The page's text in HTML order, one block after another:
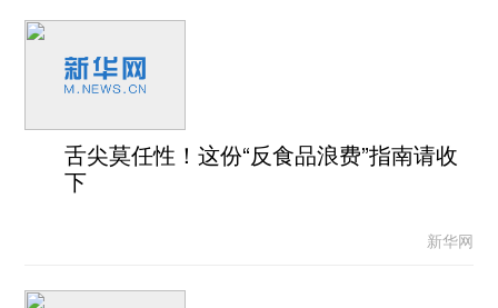
舌尖莫任性！这份“反食品浪费”指南请收
下
新华网